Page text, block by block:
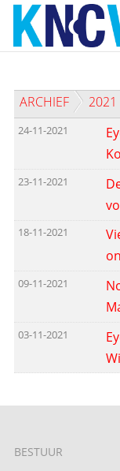
Sla
links
over
de
inhoud
het
ARCHIEF 2021
24-11-2021
23-11-2021
18-11-2021
09-11-2021
03-11-2021
BESTUUR